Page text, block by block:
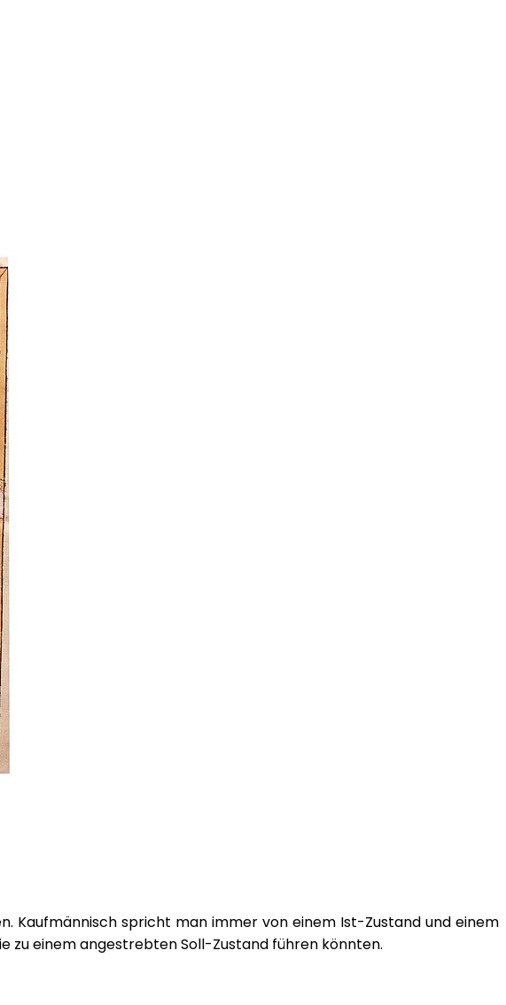
Kaufmännisch spricht man immer von einem Ist-Zustand und einem
zu einem angestrebten Soll-Zustand führen könnten.